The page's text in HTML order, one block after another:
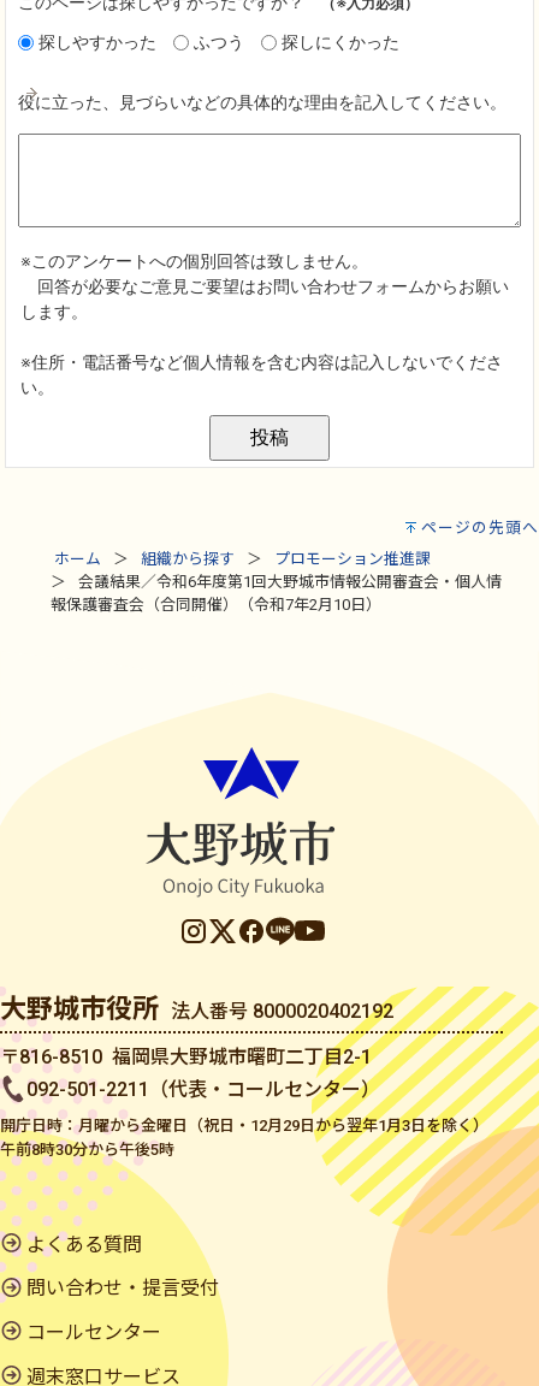
ページの先頭へ
ホーム
組織から探す
プロモーション推進課
会議結果／令和6年度第1回大野城市情報公開審査会・個人情
報保護審査会（合同開催）（令和7年2月10日）
大野城市役所 法人番号 8000020402192
〒816-8510 福岡県大野城市曙町二丁目2-1
092-501-2211（代表・コールセンター）
開庁日時：月曜から金曜日（祝日・12月29日から翌年1月3日を除く）
午前8時30分から午後5時
よくある質問
問い合わせ・提言受付
コールセンター
週末窓口サービス